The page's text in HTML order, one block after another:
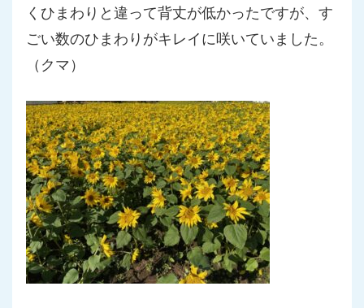
くひまわりと違って背丈が低かったですが、す
ごい数のひまわりがキレイに咲いていま した。
（クマ）